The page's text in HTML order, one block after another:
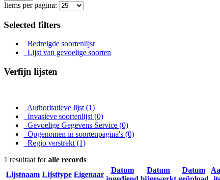
Items per pagina:
Selected filters
Bedreigde soortenlijst
Lijst van gevoelige soorten
Verfijn lijsten
Authoritatieve lijst (1)
Invasieve soortenlijst (0)
Gevoelige Gegevens Service (0)
Opgenomen in soortenpagina's (0)
Regio verstrekt (1)
1 resultaat foralle records
Lijstnaam Lijsttype Eigenaar
Datum
Datum
Datum